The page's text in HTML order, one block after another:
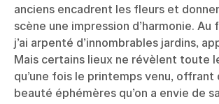
anciens encadrent les fleurs et
scène une impression d’harmonie. Au
j’ai arpenté d’innombrables jardins,
Mais certains lieux ne révèlent toute
qu’une fois le printemps venu, offrant
beauté éphémères qu’on a envie de